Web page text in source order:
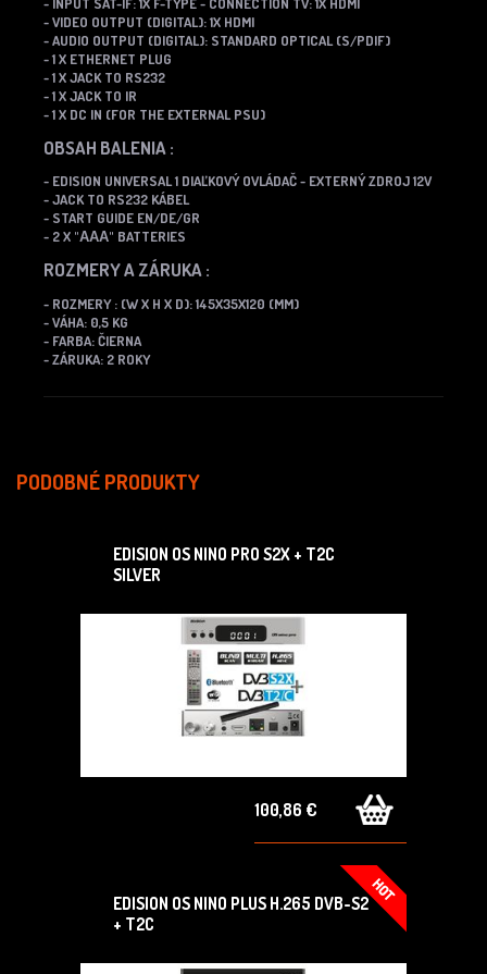
- VIDEO OUTPUT (DIGITAL): 1X HDMI
- AUDIO OUTPUT (DIGITAL): STANDARD OPTICAL (S/PDIF)
- 1 X ETHERNET PLUG
- 1 X JACK TO RS232
- 1 X JACK TO IR
- 1 X DC IN (FOR THE EXTERNAL PSU)
OBSAH BALENIA :
- EDISION UNIVERSAL 1 DIAĽKOVÝ OVLÁDAČ- EXTERNÝ ZDROJ 12V
- JACK TO RS232 KÁBEL
- START GUIDE EN/DE/GR
- 2 X "ΑΑΑ" BATTERIES
ROZMERY A ZÁRUKA :
- ROZMERY : (W X H X D): 145X35X120 (MM)
- VÁHA: 0,5 KG
- FARBA: ČIERNA
- ZÁRUKA: 2 ROKY
PODOBNÉ PRODUKTY
EDISION OS NINO PRO S2X + T2C
SILVER
100,86 €
EDISION OS NINO PLUS H.265 DVB-S2
+ T2C